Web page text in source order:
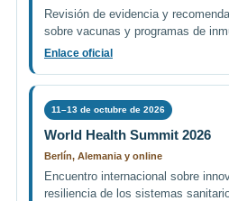
Revisión de evidencia y
sobre vacunas y programas de
Enlace oficial
11–13 de octubre de 2026
World Health Summit 2026
Berlín, Alemania y online
Encuentro internacional sobre
resiliencia de los sistemas